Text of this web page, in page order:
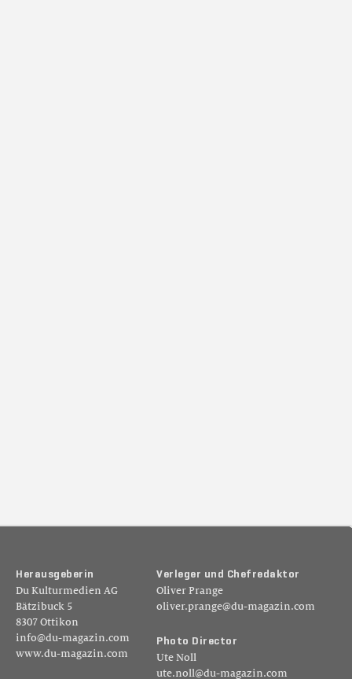
H er au sg eb er in
Du Kulturmedien AG
Bätzibuck 5
8307 Ottikon
info@du-magazin.com
www.du-magazin.com
Ver leger un d Ch ef reda kt or
Oliver Prange
oliver.prange@du-magazin.com
Pho to D ir ecto r
Ute Noll
ute.noll@du-magazin.com